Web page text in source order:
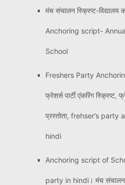
मंच संचालन स्क्रिप्ट-विद्यालय
Anchoring script-
School
Freshers Party
फ्रेशर्स पार्टी एंकरिंग स्क्रिप्ट,
प्रस्तोता, frehser’s
hindi
Anchoring script of
party in hindi। मंच